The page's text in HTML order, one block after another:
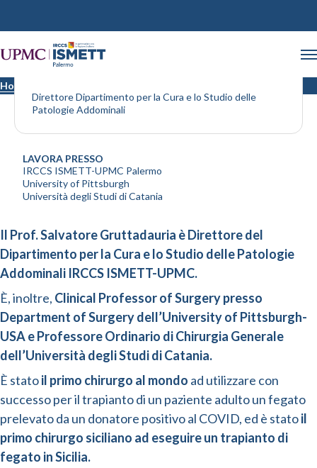
Home
Dott. Gruttadauria Salvatore
Direttore Dipartimento per la Cura e lo Studio delle
Patologie Addominali
LAVORA PRESSO
IRCCS ISMETT-UPMC Palermo
University of Pittsburgh
Università degli Studi di Catania
Il Prof. Salvatore Gruttadauria è Direttore del
Dipartimento per la Cura e lo Studio delle Patologie
Addominali IRCCS ISMETT-UPMC.
È, inoltre, Clinical Professor of Surgery presso
Department of Surgery dell’University of Pittsburgh-
USA e Professore Ordinario di Chirurgia Generale
dell’Università degli Studi di Catania.
È statoil primo chirurgo al mondo ad utilizzare con
successo per il trapianto di un paziente adulto un fegato
prelevato da un donatore positivo al COVID, ed è statoil
primo chirurgo siciliano ad eseguire un trapianto di
fegato in Sicilia.